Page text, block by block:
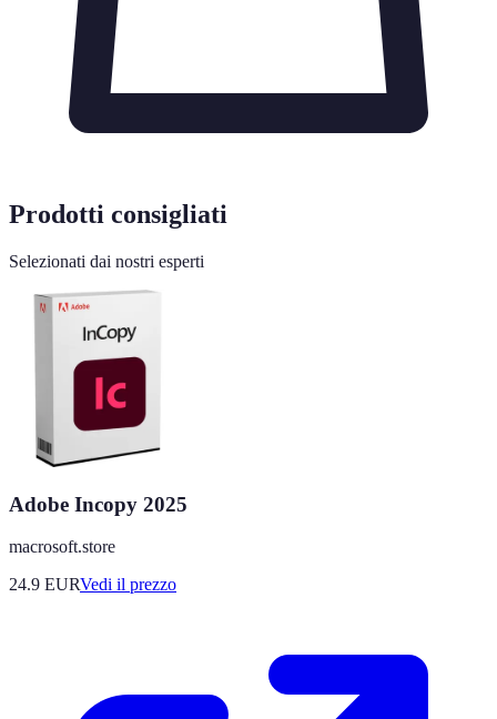
Prodotti consigliati
Selezionati dai nostri esperti
Adobe Incopy 2025
macrosoft.store
24.9 EURVedi il prezzo